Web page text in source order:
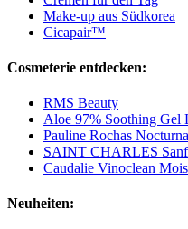
Make-up aus Südkorea
Cicapair™
Cosmeterie entdecken:
RMS Beauty
Aloe 97% Soothing Gel
Pauline Rochas
SAINT CHARLES
Caudalie Vinoclean
Neuheiten: